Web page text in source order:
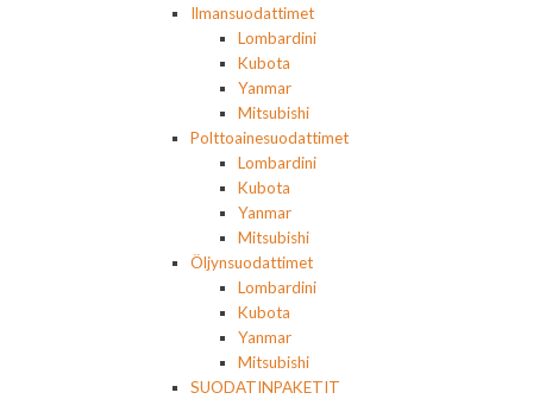
Ilmansuodattimet
Lombardini
Kubota
Yanmar
Mitsubishi
Polttoainesuodattimet
Lombardini
Kubota
Yanmar
Mitsubishi
Öljynsuodattimet
Lombardini
Kubota
Yanmar
Mitsubishi
SUODATINPAKETIT